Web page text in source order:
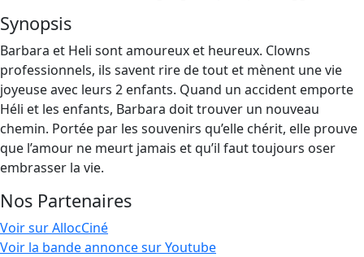
Synopsis
Barbara et Heli sont amoureux et heureux. Clowns
professionnels, ils savent rire de tout et mènent une vie
joyeuse avec leurs 2 enfants. Quand un accident emporte
Héli et les enfants, Barbara doit trouver un nouveau
chemin. Portée par les souvenirs qu’elle chérit, elle prouve
que l’amour ne meurt jamais et qu’il faut toujours oser
embrasser la vie.
Nos Partenaires
Voir sur AllocCiné
Voir la bande annonce sur Youtube